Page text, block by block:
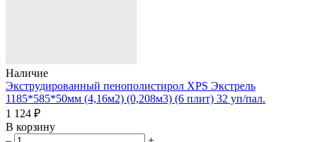
Наличие
Экструдированный пенополистирол XPS Экстрель
1185*585*50мм (4,16м2) (0,208м3) (6 плит) 32 уп/пал.
1 124 ₽
В корзину